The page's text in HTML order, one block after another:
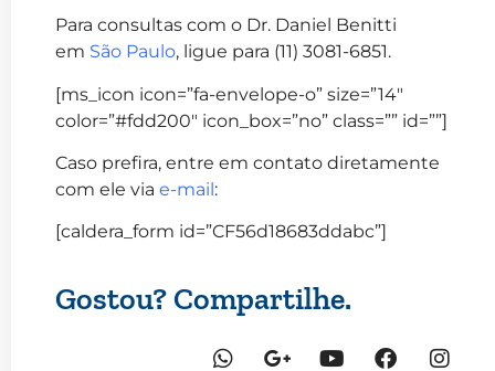
Para consultas com o Dr. Daniel Benitti
em São Paulo, ligue para (11) 3081-6851.
[ms_icon icon=”fa-envelope-o” size=”14″
color=”#fdd200″ icon_box=”no” class=”” id=””]
Caso prefira, entre em contato diretamente
com ele via e-mail:
[caldera_form id=”CF56d18683ddabc”]
Gostou? Compartilhe.